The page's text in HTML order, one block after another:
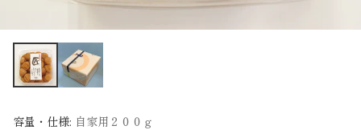
容量・仕様: 自家用２００ｇ